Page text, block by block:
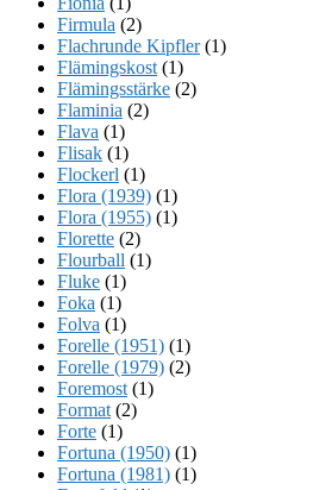
Firmula (2)
Flachrunde Kipfler(1)
Flämingskost (1)
Flämingsstärke (2)
Flaminia (2)
Flava (1)
Flisak (1)
Flockerl (1)
Flora (1939) (1)
Flora (1955) (1)
Florette (2)
Flourball (1)
Fluke (1)
Foka (1)
Folva (1)
Forelle (1951) (1)
Forelle (1979) (2)
Foremost (1)
Format (2)
Forte (1)
Fortuna (1950) (1)
Fortuna (1981) (1)